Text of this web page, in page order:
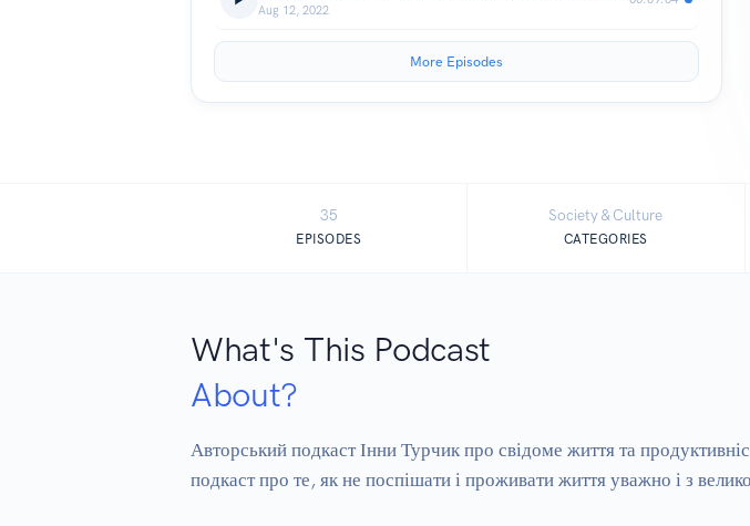
Aug 12, 2022
More Episodes
35
EPISODES
Society & Culture
CATEGORIES
What's This Podcast
About?
Авторський подкаст Інни Турчик про свідоме життя та
подкаст про те, як не поспішати і проживати життя уважно і з